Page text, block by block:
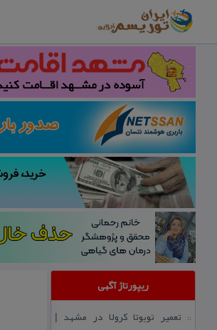
ریپورتاژ آگهی
:: تعمیر تویوتا كرولا در مشهد |